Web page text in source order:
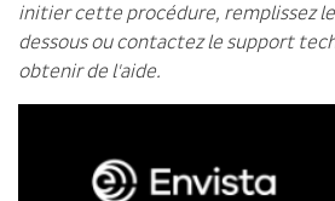
initier cette procédure, remplissez
dessous ou contactez le support
obtenir de l'aide.